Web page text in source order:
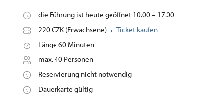
die Führung ist heute geöffnet 10.00 – 17.00
220 CZK (Erwachsene)
Ticket kaufen
Länge 60 Minuten
max. 40 Personen
Reservierung nicht notwendig
Dauerkarte gültig